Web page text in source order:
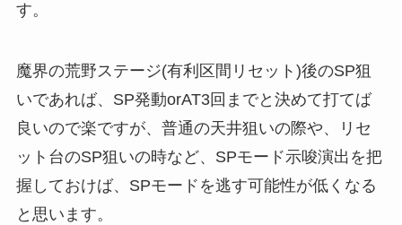
す。
魔界の荒野ステージ(有利区間リセット)後のSP狙
いであれば、SP発動orAT3回までと決めて打てば
良いので楽ですが、普通の天井狙いの際や、リセ
ット台のSP狙いの時など、SPモード示唆演出を把
握しておけば、SPモードを逃す可能性が低くなる
と思います。